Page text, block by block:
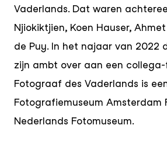
Vaderlands. Dat waren
Njiokiktjien, Koen Hauser,
de Puy. In het najaar van 2022
zijn ambt over aan een
Fotograaf des Vaderlands is
Fotografiemuseum Amsterdam
Nederlands Fotomuseum.